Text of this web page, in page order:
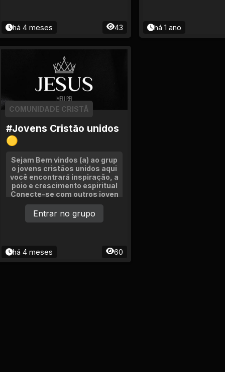
há 4 meses 43 há 1 ano
#Jovens Cristão unidos
🟡
COMUNIDADE CRISTÃ
Sejam Bem vindos (a) ao grup
o jovens cristãos unidos aqui
você encontrará inspiração, a
poio e crescimento espiritual
Conecte-se com outros joven
s cristãos, compartilhe exper
iências e crença em fé SE AP
RESENTEEEM Soment Jovens
há 4 meses 60
Entrar no grupo